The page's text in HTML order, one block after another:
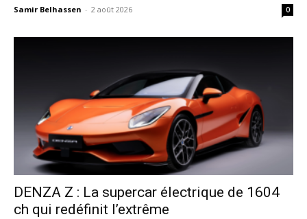
Samir Belhassen - 2 août 2026 0
DENZA Z : La supercar électrique de 1604
ch qui redéfinit l’extrême